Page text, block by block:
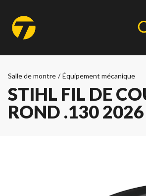
Salle de montre / Équipement mécanique
STIHL FIL DE
ROND .130 2026